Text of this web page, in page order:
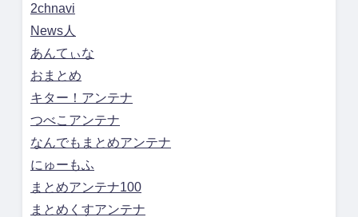
2chnavi
News人
あんてぃな
おまとめ
キター！アンテナ
つべこアンテナ
なんでもまとめアンテナ
にゅーもふ
まとめアンテナ100
まとめくすアンテナ